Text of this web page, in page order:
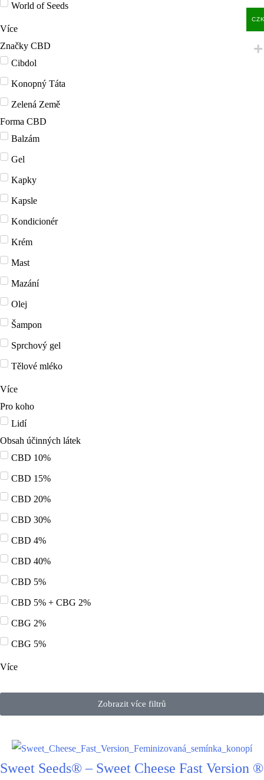
World of Seeds
Více
Značky CBD
Cibdol
Konopný Táta
Zelená Země
Forma CBD
Balzám
Gel
Kapky
Kapsle
Kondicionér
Krém
Mast
Mazání
Olej
Šampon
Sprchový gel
Tělové mléko
Více
Pro koho
Lidí
Obsah účinných látek
CBD 10%
CBD 15%
CBD 20%
CBD 30%
CBD 4%
CBD 40%
CBD 5%
CBD 5% + CBG 2%
CBG 2%
CBG 5%
Více
Zobrazit více filtrů
Sweet Seeds® – Sweet Cheese Fast Version ®